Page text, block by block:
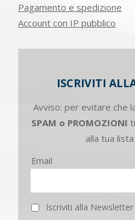
Pagamento e spedizione
Account con IP pubblico
ISCRIVITI
Avviso: per evitare che
SPAM o PROMOZIONI
alla tua
Email
Iscriviti alla Newsletter